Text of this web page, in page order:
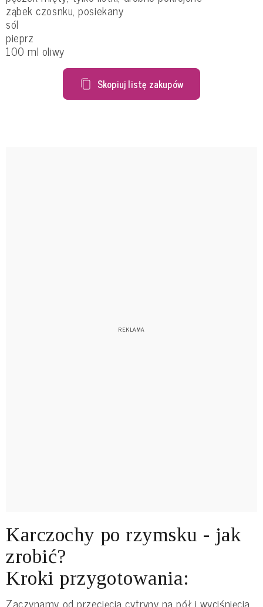
ząbek czosnku, posiekany
sól
pieprz
100 ml oliwy
Skopiuj listę zakupów
Karczochy po rzymsku - jak
zrobić?
Kroki przygotowania:
Zaczynamy od przecięcia cytryny na pół i wyciśnięcia